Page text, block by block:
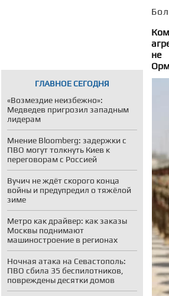
ГЛАВНОЕ СЕГОДНЯ
«Возмездие неизбежно»:
Медведев пригрозил западным
лидерам
Мнение Bloomberg: задержки с
ПВО могут толкнуть Киев к
переговорам с Россией
Вучич не ждёт скорого конца
войны и предупредил о тяжёлой
зиме
Метро как драйвер: как заказы
Москвы поднимают
машиностроение в регионах
Ночная атака на Севастополь:
ПВО сбила 35 беспилотников,
повреждены десятки домов
не